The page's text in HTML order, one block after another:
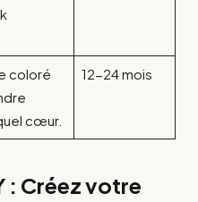
coloré
cœur.
12-24 mois
: Créez votre